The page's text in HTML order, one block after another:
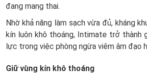
đang mang thai.
Nhờ khả năng làm sạch vừa đủ, kháng
kín luôn khô thoáng, Intimate trở thành
lực trong việc phòng ngừa viêm âm đạo
Giữ vùng kín khô thoáng